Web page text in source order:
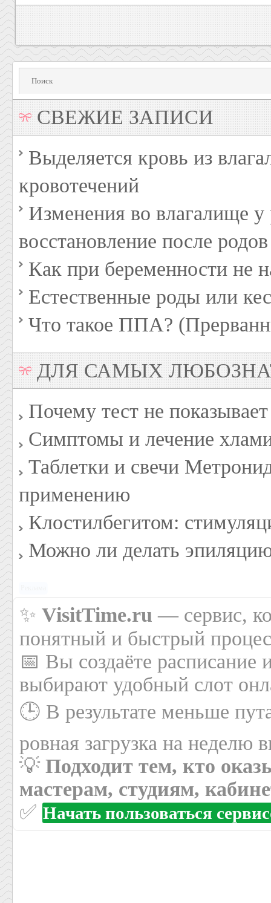
СВЕЖИЕ ЗАПИСИ
Выделяется кровь из
кровотечений
Изменения во влагалище
восстановление после родов
Как при беременности не
Естественные роды или
Что такое ППА?
ДЛЯ САМЫХ
Почему тест не
Симптомы и лечение
Таблетки и свечи
применению
Клостилбегитом:
Можно ли делать
✨ VisitTime.ru — сервис,
понятный и быстрый
📅 Вы создаёте расписание
выбирают удобный слот
🕒 В результате меньше
ровная загрузка на неделю
💡 Подходит тем, кто
мастерам, студиям,
✅ Начать пользоваться